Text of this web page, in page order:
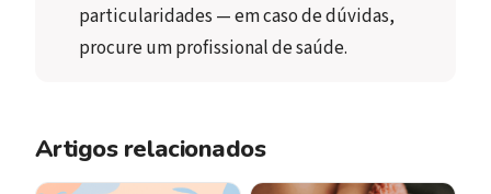
particularidades — em caso de dúvidas,
procure um profissional de saúde.
Artigos relacionados